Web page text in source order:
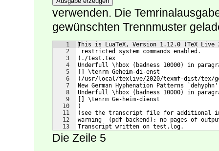
verwenden. Die
gewünschten Trennmuster
1
2
3
4
5
6
7
8
9
10
11
12
13
This is LuaTeX, Version 1.12.0 (TeX Live
restricted system commands enabled.
(./test.tex
Underfull \hbox (badness 10000) in
[] \tenrm Geheim-di-enst
(/usr/local/texlive/2020/texmf-dist/tex/
New German Hyphenation Patterns
Underfull \hbox (badness 10000) in
[] \tenrm Ge-heim-dienst
)
(see the transcript file for additional
warning  (pdf backend): no pages of
Transcript written on test.log.
Die Zeile 5